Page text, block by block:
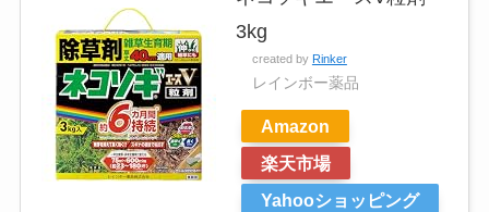
3kg
created by Rinker
レインボー薬品
Amazon
楽天市場
Yahooショッピング